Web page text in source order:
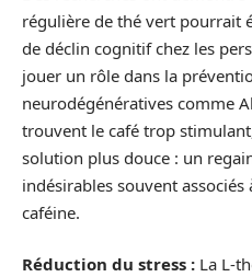
régulière de thé vert pourrait
de déclin cognitif chez les
jouer un rôle dans la
neurodégénératives comme
trouvent le café trop
solution plus douce : un
indésirables souvent
caféine.
Réduction du stress : La L-